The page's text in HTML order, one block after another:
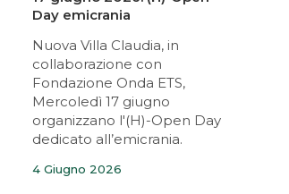
Day emicrania
Nuova Villa Claudia, in
collaborazione con
Fondazione Onda ETS,
Mercoledì 17 giugno
organizzano l'(H)-Open Day
dedicato all’emicrania.
4 Giugno 2026